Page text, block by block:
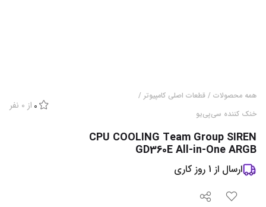
همه محصولات / قطعات اصلی کامپیوتر /
خنک کننده سی‌پی‌یو
0 از 0 نفر
CPU COOLING Team Group SIREN
GD360E All-in-One ARGB
ارسال از 1 روز کاری